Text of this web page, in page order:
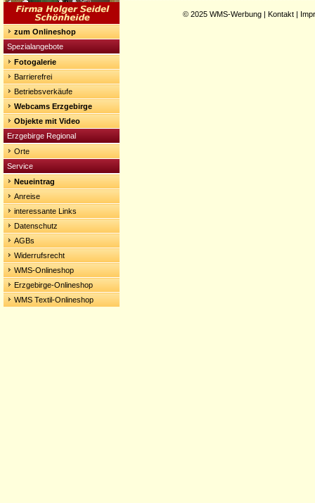
zum Onlineshop
Spezialangebote
Fotogalerie
Barrierefrei
Betriebsverkäufe
Webcams Erzgebirge
Objekte mit Video
Erzgebirge Regional
Orte
Service
Neueintrag
Anreise
interessante Links
Datenschutz
AGBs
Widerrufsrecht
WMS-Onlineshop
Erzgebirge-Onlineshop
WMS Textil-Onlineshop
© 2025 WMS-Werbung | Kontakt |